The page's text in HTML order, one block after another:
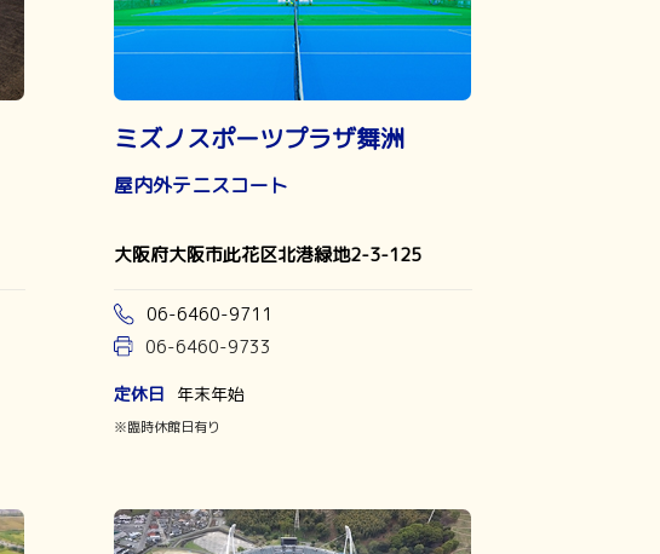
ミズノスポーツプラザ舞洲
屋内外テニスコート
大阪府大阪市此花区北港緑地2-3-125
06-6460-9711
06-6460-9733
定休日 年末年始
※臨時休館日有り